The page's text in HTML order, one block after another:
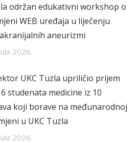
održan edukativni workshop o
WEB uređaja u liječenju
aneurizmi
2026.
UKC Tuzla upriličio prijem
studenata medicine iz 10
koji borave na međunarodnoj
u UKC Tuzla
2026.